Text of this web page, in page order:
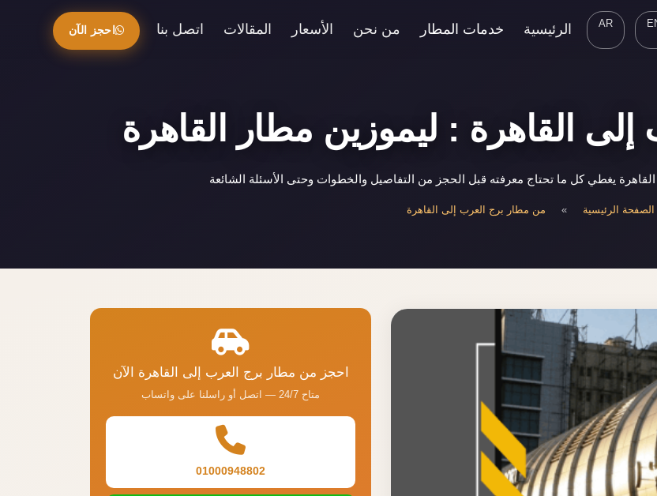
AR الرئيسية خدمات المطار من نحن الأسعار المقالات اتصل بنا احجز الآن
القاهرة : ليموزين مطار القاهرة
يغطي كل ما تحتاج معرفته قبل الحجز من التفاصيل والخطوات وحتى الأسئلة الشائعة
الصفحة الرئيسية » من مطار برج العرب إلى القاهرة
احجز من مطار برج العرب إلى القاهرة الآن
متاح 24/7 — اتصل أو راسلنا على واتساب
01000948802